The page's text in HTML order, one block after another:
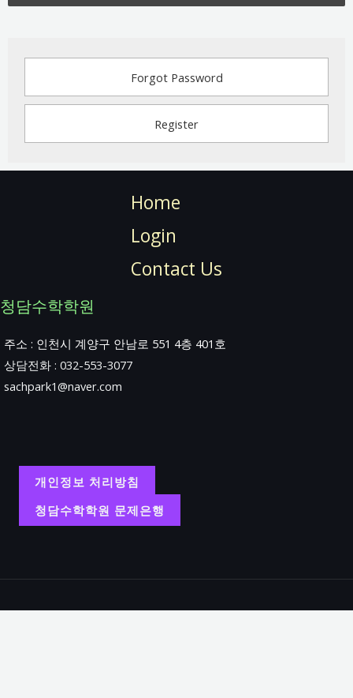
Forgot Password
Register
Home
Login
Contact Us
청담수학학원
주소 : 인천시 계양구 안남로 551 4층 401호
상담전화 : 032-553-3077
sachpark1@naver.com
개인정보 처리방침
청담수학학원 문제은행